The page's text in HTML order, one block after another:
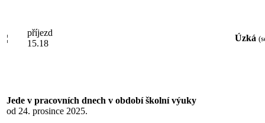
¦
příjezd
15.18
Úzká
Jede v pracovních dnech v období školní výuky
od 24. prosince 2025.